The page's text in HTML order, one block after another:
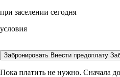
при заселении сегодня
условия
Забронировать Внести предоплату
Пока платить не нужно. Сначала